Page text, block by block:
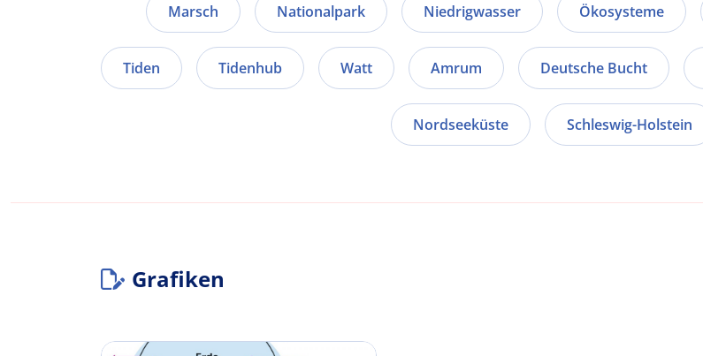
Marsch Nationalpark Niedrigwasser Ökosysteme
Tiden Tidenhub Watt Amrum Deutsche Bucht
Nordseeküste Schleswig-Holstein
Grafiken